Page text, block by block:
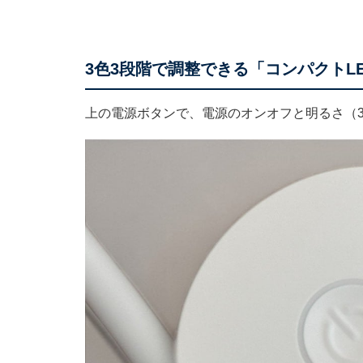
3色3段階で調整できる「コンパクト
上の電源ボタンで、電源のオンオフと明るさ（